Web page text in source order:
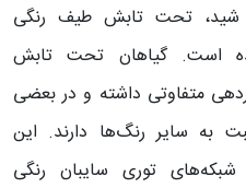
تحت تابش طیف رنگی
است. گیاهان تحت تابش
متفاوتی داشته و در بعضی
به سایر رنگ‌ها دارند. این
توری سایبان رنگی